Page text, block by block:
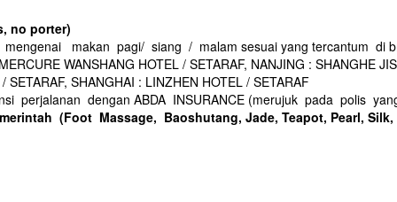
no porter)
makan pagi/ siang / malam sesuai yang tercantum di
WANSHANG HOTEL / SETARAF, NANJING : SHANGHE
SETARAF, SHANGHAI : LINZHEN HOTEL / SETARAF
perjalanan dengan ABDA INSURANCE (merujuk pada polis
(Foot Massage, Baoshutang, Jade, Teapot, Pearl,